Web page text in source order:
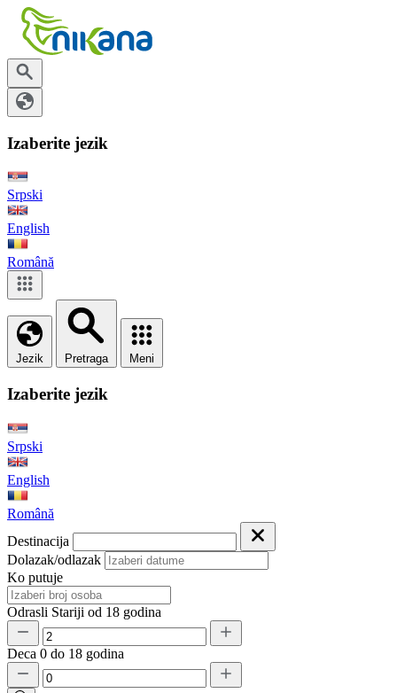
Izaberite jezik
Srpski
English
Română
Jezik Pretraga Meni
Izaberite jezik
Srpski
English
Română
Destinacija
Dolazak/odlazak
Ko putuje
Odrasli Stariji od 18 godina
Deca 0 do 18 godina